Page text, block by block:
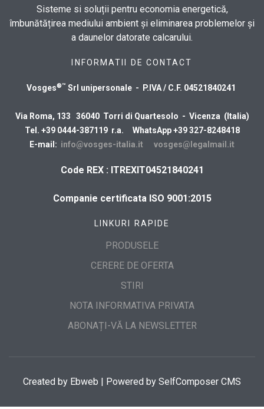
Sisteme si soluții pentru economia energetică,
îmbunătățirea mediului ambient și eliminarea problemelor și
a daunelor datorate calcarului.
INFORMATII DE CONTACT
Vosges®™ Srl unipersonale - P.IVA / C.F. 04521840241
Via Roma, 133 36040 Torri di Quartesolo - Vicenza (Italia)
Tel. +39 0444-387119 r.a. WhatsApp +39 327-8248418
E-mail: info@vosges-italia.it vosges@legalmail.it
Code REX : ITREXIT04521840241
Companie certificata ISO 9001:2015
LINKURI RAPIDE
PRODUSELE
CERERE DE OFERTA
STIRI
NOTA INFORMATIVA PRIVATA
ABONAȚI-VĂ LA NEWSLETTER
Created by Ebweb | Powered by SelfComposer CMS